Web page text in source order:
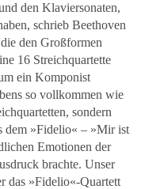
den Klaviersonaten,
schrieb Beethoven
den Großformen
16 Streichquartette
ein Komponist
so vollkommen wie
sondern
dem »Fidelio« – »Mir ist
Emotionen der
brachte. Unser
das »Fidelio«-Quartett